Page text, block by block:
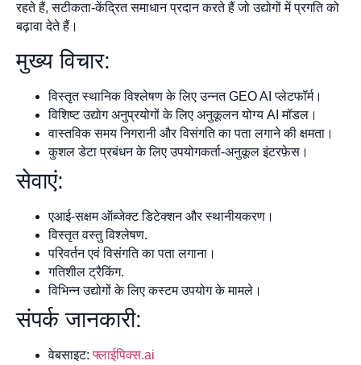
रहते हैं, सटीकता-केंद्रित समाधान प्रदान करते हैं जो उद्योगों में प्रगति को
बढ़ावा देते हैं।
मुख्य विचार:
विस्तृत स्थानिक विश्लेषण के लिए उन्नत GEO AI प्लेटफॉर्म।
विशिष्ट उद्योग अनुप्रयोगों के लिए अनुकूलन योग्य AI मॉडल।
वास्तविक समय निगरानी और विसंगति का पता लगाने की क्षमता।
कुशल डेटा प्रबंधन के लिए उपयोगकर्ता-अनुकूल इंटरफ़ेस।
सेवाएं:
एआई-सक्षम ऑब्जेक्ट डिटेक्शन और स्थानीयकरण।
विस्तृत वस्तु विश्लेषण.
परिवर्तन एवं विसंगति का पता लगाना।
गतिशील ट्रैकिंग.
विभिन्न उद्योगों के लिए कस्टम उपयोग के मामले।
संपर्क जानकारी:
वेबसाइट:फ्लाईपिक्स.ai